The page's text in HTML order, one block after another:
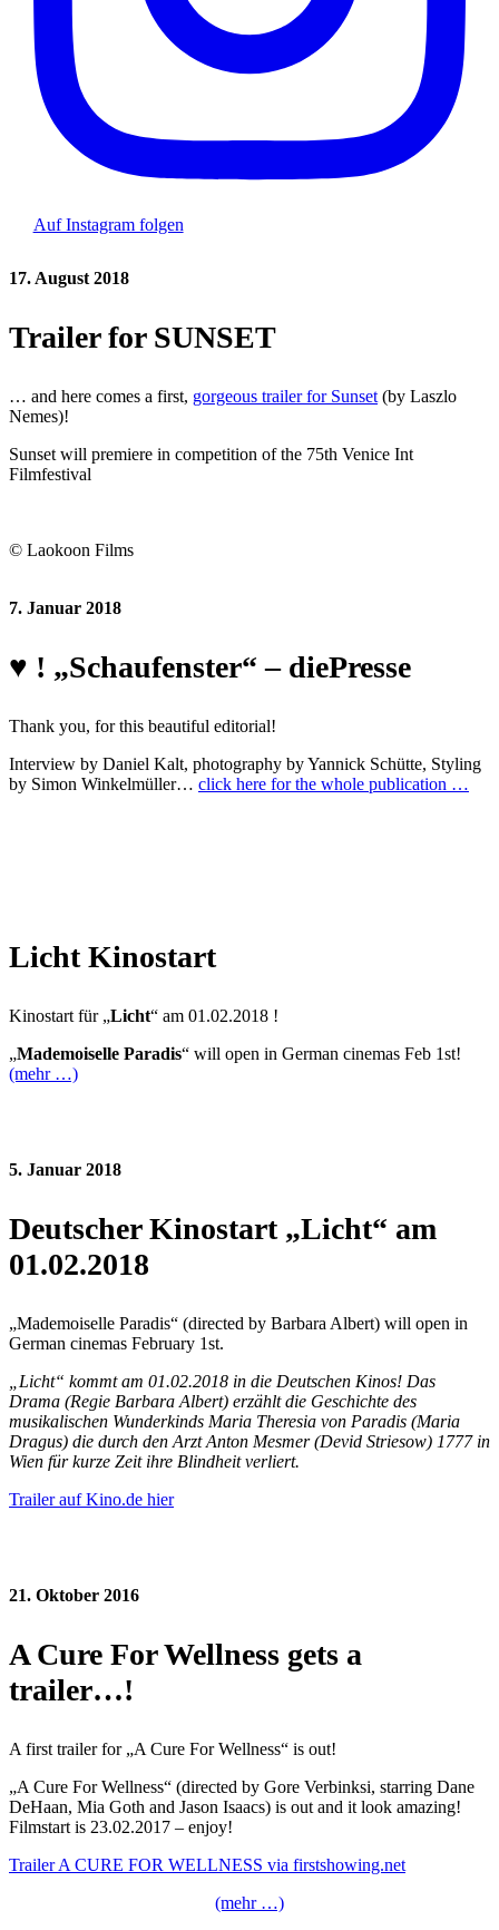
Auf Instagram folgen
17. August 2018
Trailer for SUNSET
… and here comes a first, gorgeous trailer for Sunset (by Laszlo
Nemes)!
Sunset will premiere in competition of the 75th Venice Int
Filmfestival
© Laokoon Films
7. Januar 2018
♥ ! „Schaufenster“ – diePresse
Thank you, for this beautiful editorial!
Interview by Daniel Kalt, photography by Yannick Schütte, Styling
by Simon Winkelmüller… click here for the whole publication …
Licht Kinostart
Kinostart für „Licht“ am 01.02.2018 !
„Mademoiselle Paradis“ will open in German cinemas Feb 1st!
(mehr …)
5. Januar 2018
Deutscher Kinostart „Licht“ am
01.02.2018
„Mademoiselle Paradis“ (directed by Barbara Albert) will open in
German cinemas February 1st.
„Licht“ kommt am 01.02.2018 in die Deutschen Kinos! Das
Drama (Regie Barbara Albert) erzählt die Geschichte des
musikalischen Wunderkinds Maria Theresia von Paradis (Maria
Dragus) die durch den Arzt Anton Mesmer (Devid Striesow) 1777 in
Wien für kurze Zeit ihre Blindheit verliert.
Trailer auf Kino.de hier
21. Oktober 2016
A Cure For Wellness gets a
trailer…!
A first trailer for „A Cure For Wellness“ is out!
„A Cure For Wellness“ (directed by Gore Verbinksi, starring Dane
DeHaan, Mia Goth and Jason Isaacs) is out and it look amazing!
Filmstart is 23.02.2017 – enjoy!
Trailer A CURE FOR WELLNESS via firstshowing.net
(mehr …)